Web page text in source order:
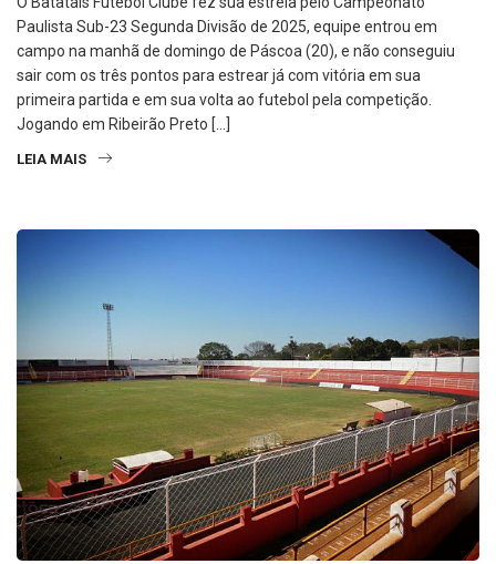
O Batatais Futebol Clube fez sua estréia pelo Campeonato
Paulista Sub-23 Segunda Divisão de 2025, equipe entrou em
campo na manhã de domingo de Páscoa (20), e não conseguiu
sair com os três pontos para estrear já com vitória em sua
primeira partida e em sua volta ao futebol pela competição.
Jogando em Ribeirão Preto […]
LEIA MAIS